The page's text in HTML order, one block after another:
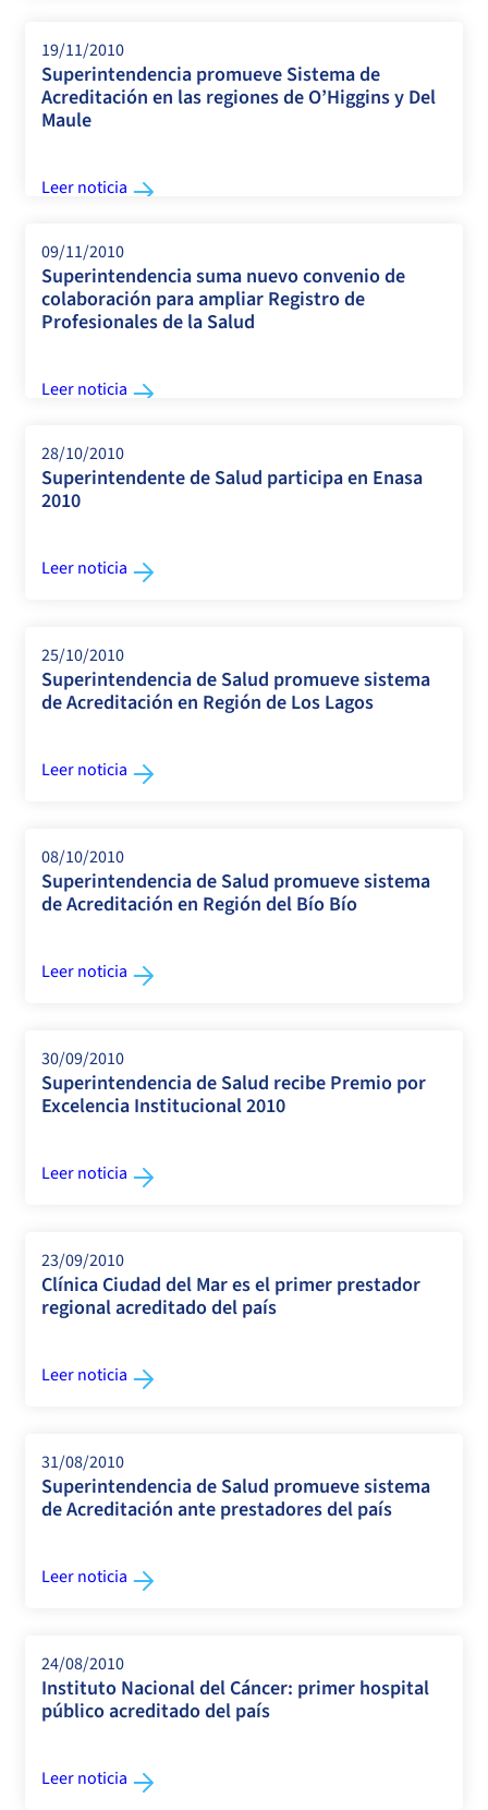
19/11/2010
Superintendencia promueve Sistema de
Acreditación en las regiones de O’Higgins y Del
Maule
Leer noticia
09/11/2010
Superintendencia suma nuevo convenio de
colaboración para ampliar Registro de
Profesionales de la Salud
Leer noticia
28/10/2010
Superintendente de Salud participa en Enasa
2010
Leer noticia
25/10/2010
Superintendencia de Salud promueve sistema
de Acreditación en Región de Los Lagos
Leer noticia
08/10/2010
Superintendencia de Salud promueve sistema
de Acreditación en Región del Bío Bío
Leer noticia
30/09/2010
Superintendencia de Salud recibe Premio por
Excelencia Institucional 2010
Leer noticia
23/09/2010
Clínica Ciudad del Mar es el primer prestador
regional acreditado del país
Leer noticia
31/08/2010
Superintendencia de Salud promueve sistema
de Acreditación ante prestadores del país
Leer noticia
24/08/2010
Instituto Nacional del Cáncer: primer hospital
público acreditado del país
Leer noticia